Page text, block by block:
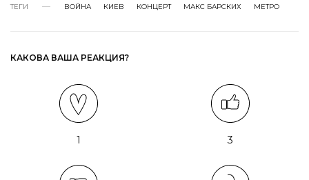
ТЕГИ ВОЙНА КИЕВ КОНЦЕРТ МАКС БАРСКИХ МЕТРО
КАКОВА ВАША РЕАКЦИЯ?
1 3